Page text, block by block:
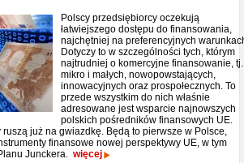
Polscy przedsiębiorcy oczekują
łatwiejszego dostępu do finansowania,
najchętniej na preferencyjnych
Dotyczy to w szczególności tych, którym
najtrudniej o komercyjne finansowanie,
mikro i małych, nowopowstających,
innowacyjnych oraz prospołecznych. To
przede wszystkim do nich właśnie
adresowane jest wsparcie najnowszych
polskich pośredników finansowych UE.
ruszą już na gwiazdkę. Będą to pierwsze w Polsce,
finansowe nowej perspektywy UE, w tym
Junckera. więcej